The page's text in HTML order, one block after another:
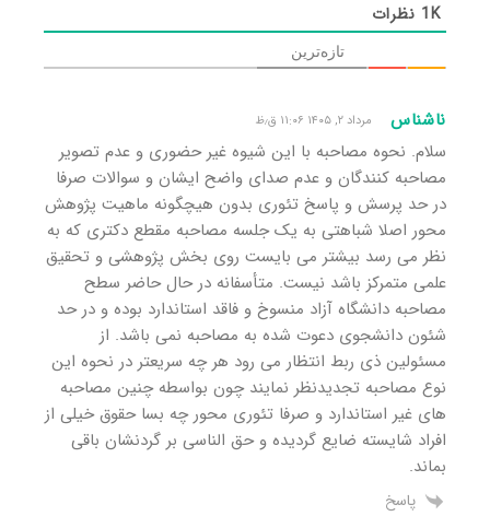
1K نظرات
تازه‌ترین
ناشناس مرداد ۲, ۱۴۰۵ ۱۱:۰۶ ق٫ظ
سلام. نحوه مصاحبه با این شیوه غیر حضوری و عدم تصویر
مصاحبه کنندگان و عدم صدای واضح ایشان و سوالات صرفا
در حد پرسش و پاسخ تئوری بدون هیچگونه ماهیت پژوهش
محور اصلا شباهتی به یک جلسه مصاحبه مقطع دکتری که به
نظر می رسد بیشتر می بایست روی بخش پژوهشی و تحقیق
علمی متمرکز باشد نیست. متأسفانه در حال حاضر سطح
مصاحبه دانشگاه آزاد منسوخ و فاقد استاندارد بوده و در حد
شئون دانشجوی دعوت شده‌ به مصاحبه نمی باشد. از
مسئولین ذی ربط انتظار می رود هر چه سریعتر در نحوه این
نوع مصاحبه تجدیدنظر نمایند چون بواسطه چنین مصاحبه
های غیر استاندارد و صرفا تئوری محور چه بسا حقوق خیلی از
افراد شایسته ضایع گردیده و حق الناسی بر گردنشان باقی
بماند.
پاسخ